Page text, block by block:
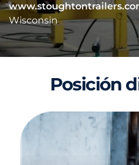
Wisconsin
Posición